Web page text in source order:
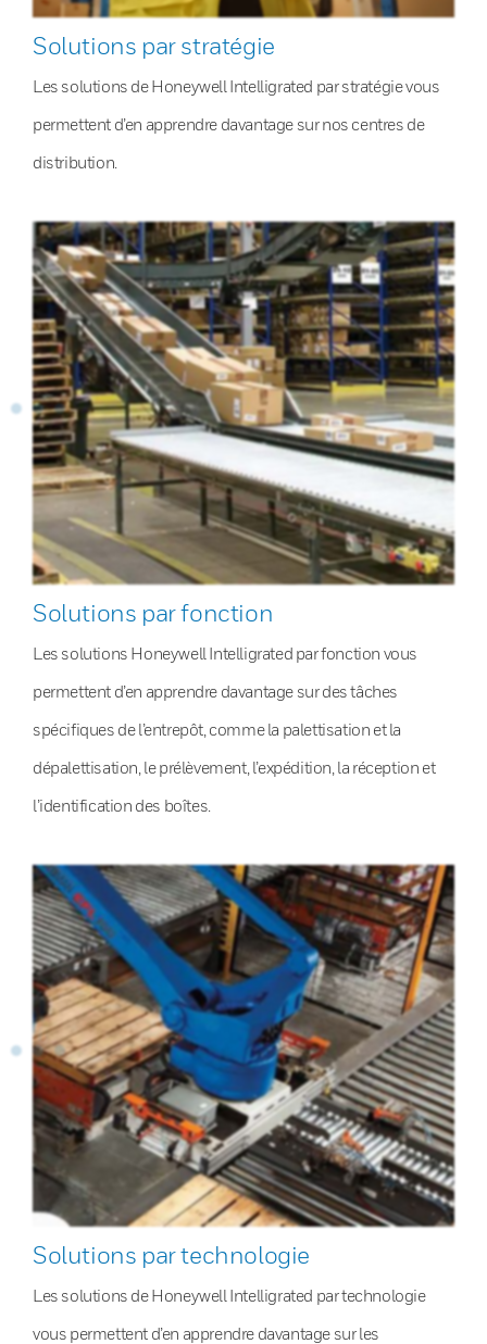
Solutions par stratégie
Les solutions de Honeywell Intelligrated par stratégie vous
permettent d’en apprendre davantage sur nos centres de
distribution.
Solutions par fonction
Les solutions Honeywell Intelligrated par fonction vous
permettent d’en apprendre davantage sur des tâches
spécifiques de l’entrepôt, comme la palettisation et la
dépalettisation, le prélèvement, l’expédition, la réception et
l’identification des boîtes.
Solutions par technologie
Les solutions de Honeywell Intelligrated par technologie
vous permettent d’en apprendre davantage sur les